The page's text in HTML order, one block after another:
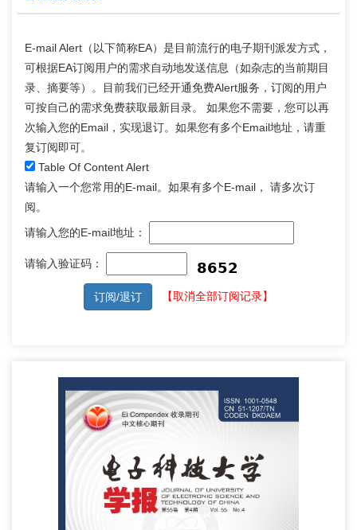
E-mail Alert（以下简称EA）是目前流行的电子期刊派发方式，
可根据EA订阅用户的需求自动地发送信息（如杂志的当前期目
录、摘要等）。目前我们已经开通免费Alert服务，订阅的用户
可按自己的需求免费获取最新目录。 如果您不需要，您可以再
次输入您的Email，实现退订。如果您有多个Email地址，请重
复订阅即可。
Table Of Content Alert
请输入一个您常用的E-mail。如果有多个E-mail， 请多次订
阅。
请输入您的E-mail地址：
请输入验证码：
【取消全部订阅记录】